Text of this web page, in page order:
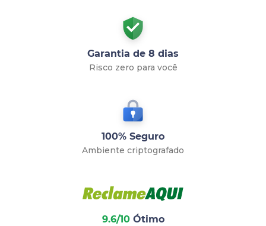
Garantia de 8 dias
Risco zero para você
100% Seguro
Ambiente criptografado
9.6/10Ótimo